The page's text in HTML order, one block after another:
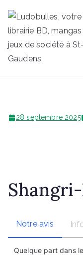
au
contenu
28 septembre 2025
Notre avis
Quelque part dans